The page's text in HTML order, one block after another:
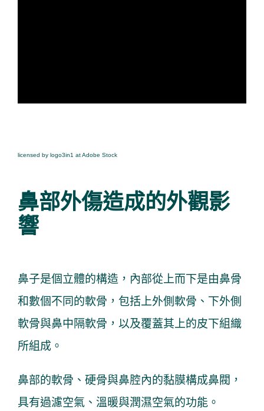
licensed by logo3in1 at Adobe Stock
鼻部外傷造成的外觀影
響
鼻子是個立體的構造，內部從上而下是由鼻骨
和數個不同的軟骨，包括上外側軟骨、下外側
軟骨與鼻中隔軟骨，以及覆蓋其上的皮下組織
所組成。
鼻部的軟骨、硬骨與鼻腔內的黏膜構成鼻閥，
具有過濾空氣、溫暖與潤濕空氣的功能。